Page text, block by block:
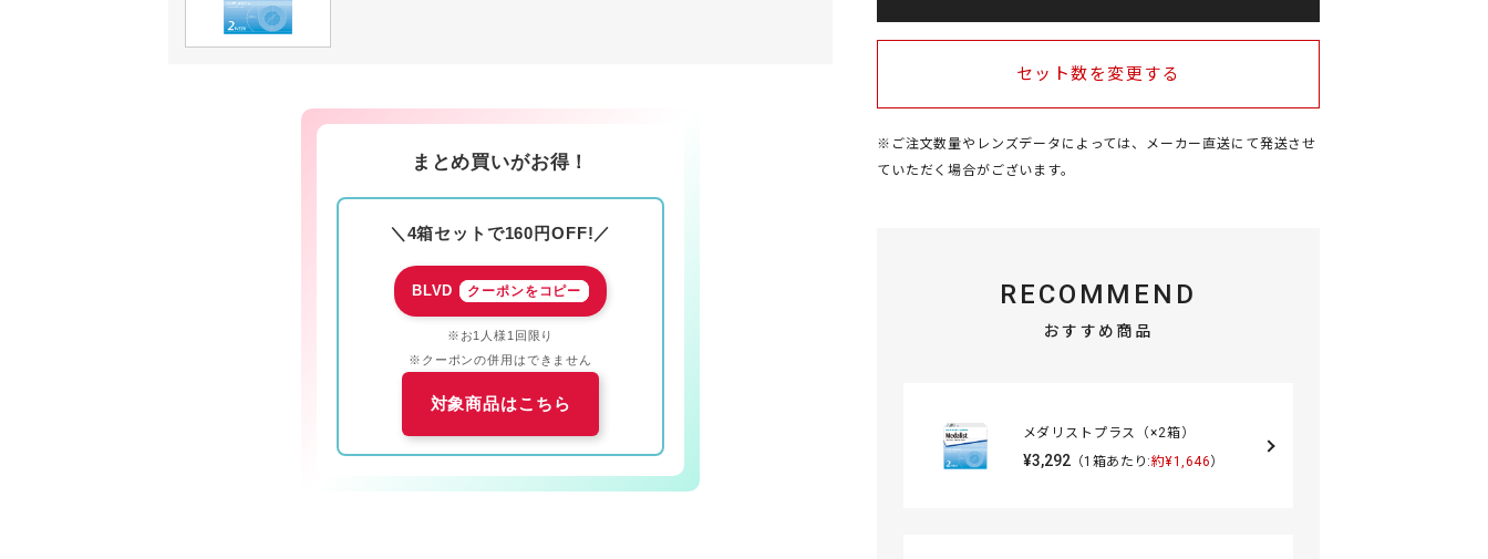
まとめ買いがお得！
＼4箱セットで160円OFF!／
BLVD クーポンをコピー
※お1人様1回限り
※クーポンの併用はできません
対象商品はこちら
セット数を変更する
※ご注文数量やレンズデータによっては、メーカー直送にて発送させ
ていただく場合がございます。
RECOMMEND
おすすめ商品
メダリストプラス（×2箱）
¥3,292（1箱あたり:約¥1,646）